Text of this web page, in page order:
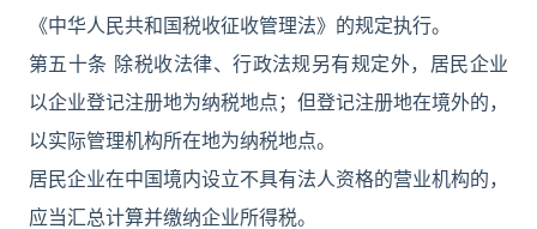
《中华人民共和国税收征收管理法》的规定执行。
第五十条 除税收法律、行政法规另有规定外，居民企业
以企业登记注册地为纳税地点；但登记注册地在境外的，
以实际管理机构所在地为纳税地点。
居民企业在中国境内设立不具有法人资格的营业机构的，
应当汇总计算并缴纳企业所得税。